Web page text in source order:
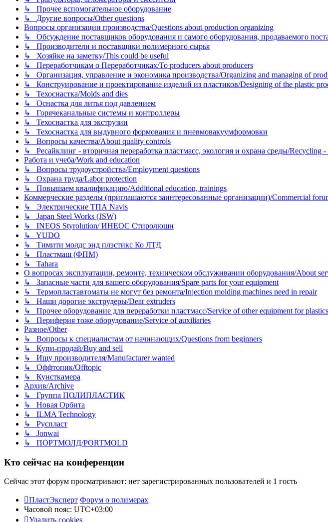
↳ Прочее вспомогательное оборудование
↳ Другие вопросы/Other questions
Вопросы организации производства/Questions about production organizing
↳ Обсуждение поставщиков оборудования и самого оборудования, продаваемого
↳ Производители и поставщики полимерного сырья
↳ Хозяйке на заметку/This could be useful
↳ Переработчикам о Переработчиках/To producers about producers
↳ Организация, управление и экономика производства/Organizing and managing of
↳ Конструирование и проектирование изделий из пластиков/Designing of the plastic
↳ Техоснастка/Molds and dies
↳ Оснастка для литья под давлением
↳ Горячеканальные системы и контроллеры
↳ Техоснастка для экструзии
↳ Техоснастка для выдувного формования и пневмовакуумформовки
↳ Вопросы качества/About quality controls
↳ Ресайклинг - вторичная переработка пластмасс, экология и охрана среды/Recycling
Работа и учеба/Work and education
↳ Вопросы трудоустройства/Employment questions
↳ Охрана труда/Labor protection
↳ Повышаем квалификацию/Additional education, trainings
Коммерческие разделы (приглашаются заинтересованные организации)/Commercial
↳ Электрические ТПА Navis
↳ Japan Steel Works (JSW)
↳ INEOS Styrolution/ ИНЕОС Стиролюшн
↳ YUDO
↳ Тимити молдс энд плэстикс Ко ЛТД
↳ Пластмаш (ФПМ)
↳ Tahara
О вопросах эксплуатации, ремонте, техническом обслуживании оборудования/About
↳ Запасные части для вашего оборудования/Spare parts for your equipment
↳ Термопластавтоматы не могут без ремонта/Injection molding machines need in repair
↳ Наши дорогие экструдеры/Dear extruders
↳ Прочее оборудование для переработки пластмасс/Service of other equipment for plastics
↳ Периферия тоже оборудование/Service of auxiliaries
Разное/Other
↳ Вопросы к специалистам от начинающих/Questions from beginners
↳ Купи-продай/Buy and sell
↳ Ищу производителя/Manufacturer wanted
↳ Оффтопик/Offtopic
↳ Кунсткамера
Архив/Archive
↳ Группа ПОЛИПЛАСТИК
↳ Новая Орбита
↳ ILMA Technology
↳ Руспласт
↳ Jonwai
↳ ПОРТМОЛД/PORTMOLD
Кто сейчас на конференции
Сейчас этот форум просматривают: нет зарегистрированных пользователей и 1 гость
ПластЭксперт Форум о полимерах
Часовой пояс: UTC+03:00
Удалить cookies